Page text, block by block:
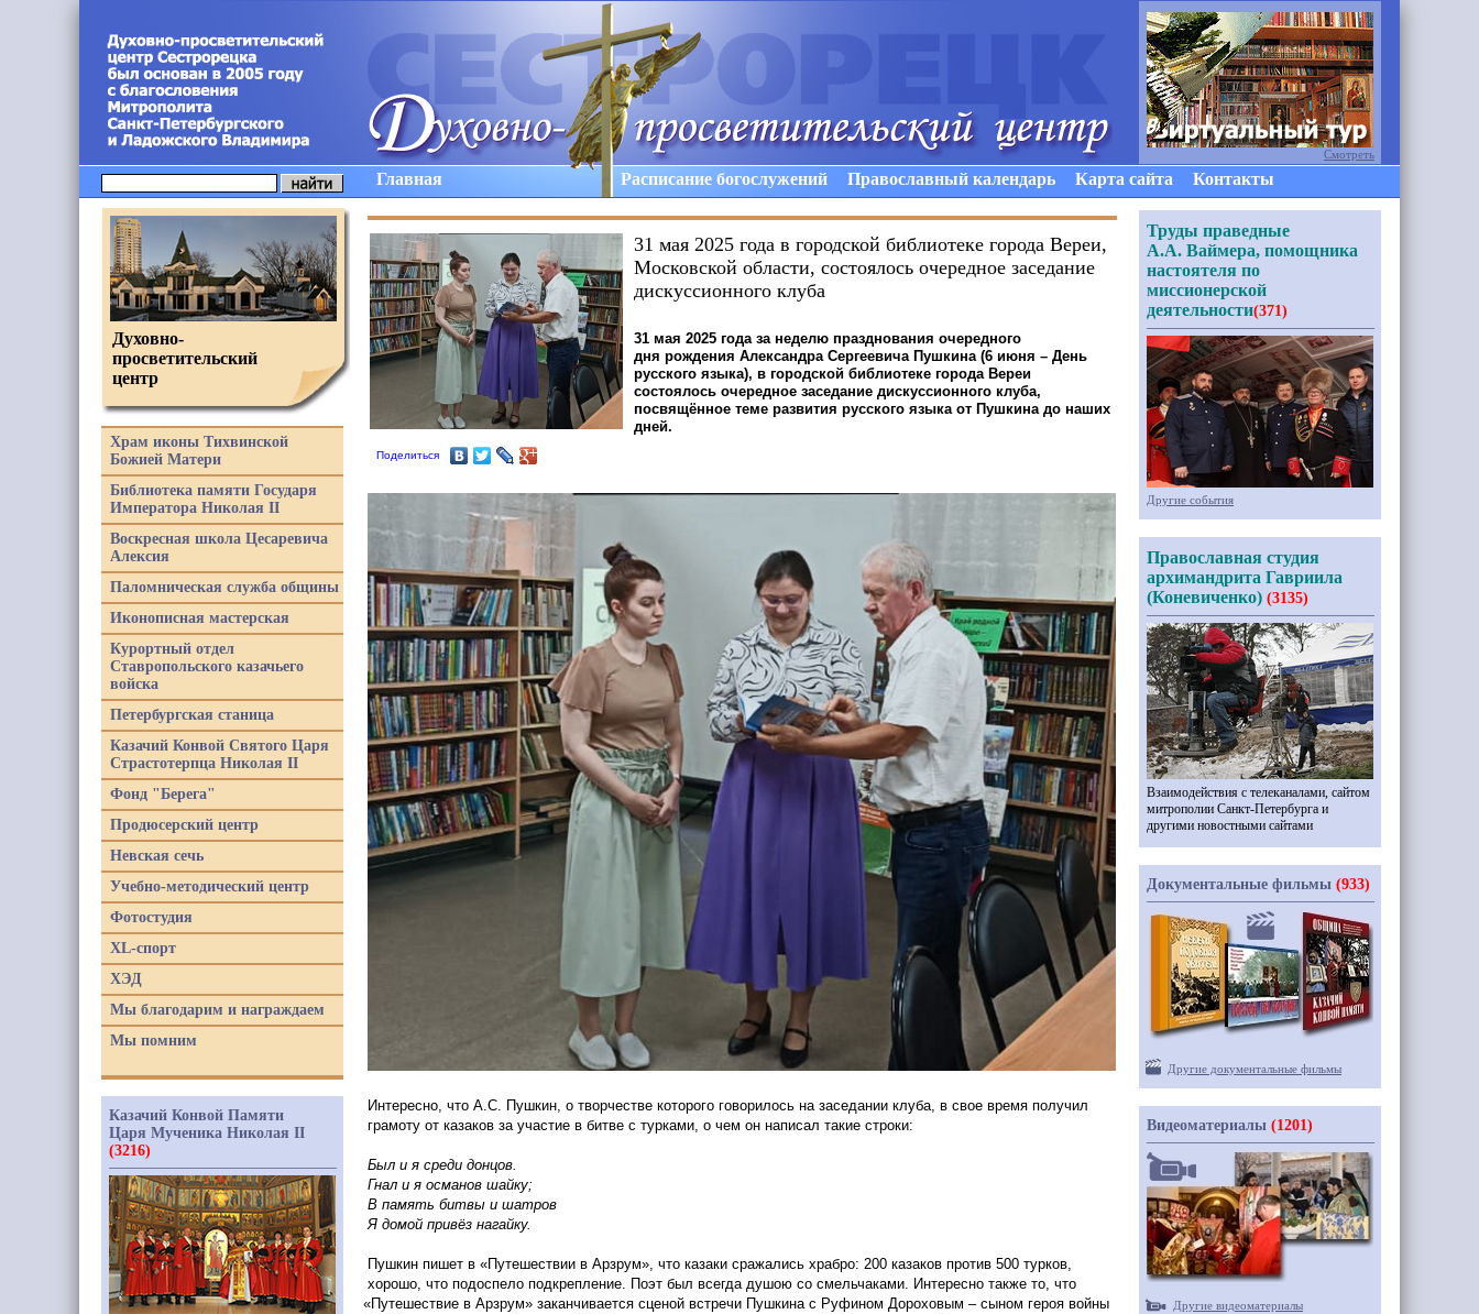
Главная Расписание богослужений Православный календарь Карта сайта Контакты
Поделиться
31 мая 2025 года в городской библиотеке города Вереи,
Московской области, состоялось очередное заседание
дискуссионного клуба
31 мая 2025 года за неделю празднования очередного
дня рождения Александра Сергеевича Пушкина (6 июня – День
русского языка), в городской библиотеке города Вереи
состоялось очередное заседание дискуссионного клуба,
посвящённое теме развития русского языка от Пушкина до наших
дней.
Интересно, что А.С. Пушкин, о творчестве которого говорилось на заседании клуба, в свое время получил
грамоту от казаков за участие в битве с турками, о чем он написал такие строки:
Был и я среди донцов.
Гнал и я османов шайку;
В память битвы и шатров
Я домой привёз нагайку.
Пушкин пишет в «Путешествии в Арзрум», что казаки сражались храбро: 200 казаков против 500 турков,
хорошо, что подоспело подкрепление. Поэт был всегда душою со смельчаками. Интересно также то, что
«Путешествие в Арзрум» заканчивается сценой встречи Пушкина с Руфином Дороховым – сыном героя войны
Духовно-
просветительский
центр
Храм иконы Тихвинской
Божией Матери
Библиотека памяти Государя
Императора Николая II
Воскресная школа Цесаревича
Алексия
Паломническая служба общины
Иконописная мастерская
Курортный отдел
Ставропольского казачьего
войска
Петербургская станица
Казачий Конвой Святого Царя
Страстотерпца Николая II
Фонд "Берега"
Продюсерский центр
Невская сечь
Учебно-методический центр
Фотостудия
XL-спорт
ХЭД
Мы благодарим и награждаем
Мы помним
Казачий Конвой Памяти
Царя Мученика Николая II
(3216)
Смотреть
Труды праведные
А.А. Ваймера, помощника
настоятеля по
миссионерской
деятельности(371)
Другие события
Православная студия
архимандрита Гавриила
(Коневиченко) (3135)
Взаимодействия с телеканалами, сайтом
митрополии Санкт-Петербурга и
другими новостными сайтами
Документальные фильмы (933)
Другие документальные фильмы
Видеоматериалы (1201)
Другие видеоматериалы